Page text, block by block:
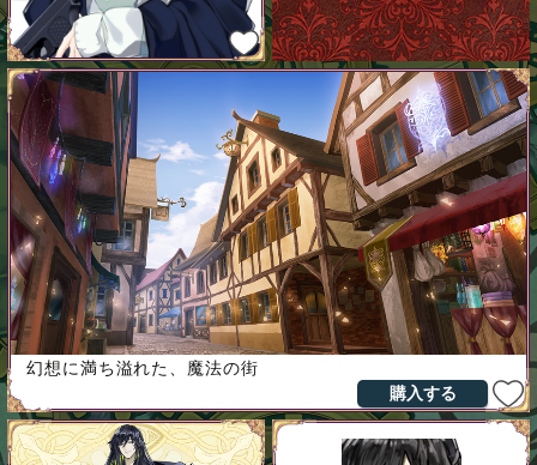
購入する
幻想に満ち溢れた、魔法の街